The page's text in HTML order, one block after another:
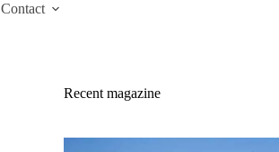
Contact
Recent magazine